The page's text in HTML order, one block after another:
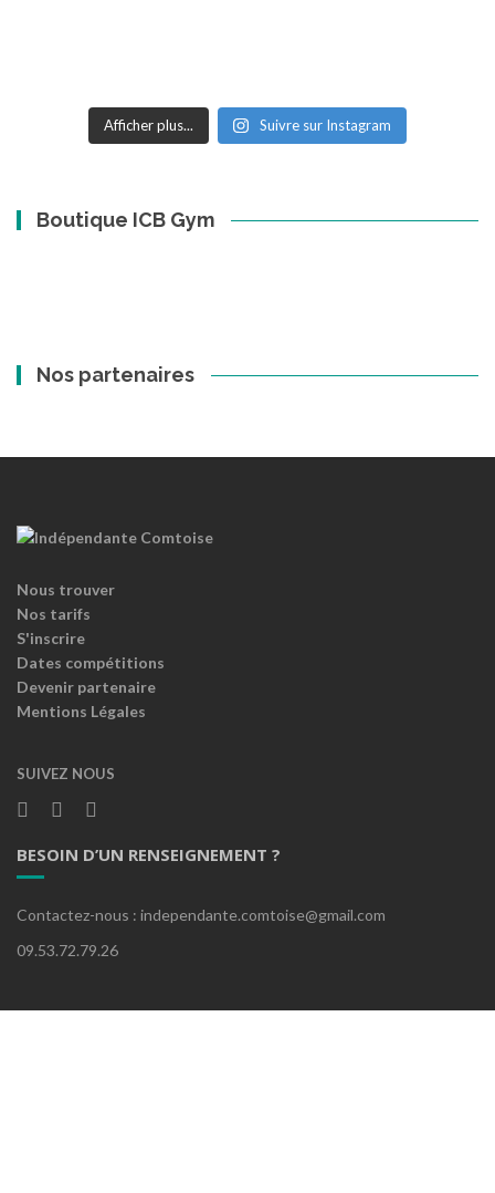
Afficher plus... Suivre sur Instagram
Boutique ICB Gym
Nos partenaires
Nous trouver
Nos tarifs
S'inscrire
Dates compétitions
Devenir partenaire
Mentions Légales
SUIVEZ NOUS
BESOIN D’UN RENSEIGNEMENT ?
Contactez-nous : independante.comtoise@gmail.com
09.53.72.79.26